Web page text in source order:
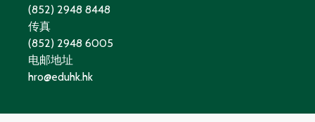
(852) 2948 8448
传真
(852) 2948 6005
电邮地址
hro@eduhk.hk